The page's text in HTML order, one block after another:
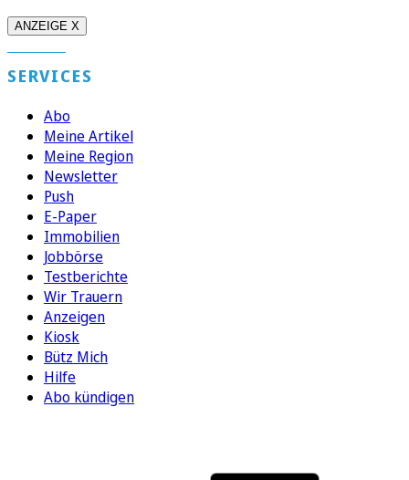
ANZEIGE X
SERVICES
Abo
Meine Artikel
Meine Region
Newsletter
Push
E-Paper
Immobilien
Jobbörse
Testberichte
Wir Trauern
Anzeigen
Kiosk
Bütz Mich
Hilfe
Abo kündigen